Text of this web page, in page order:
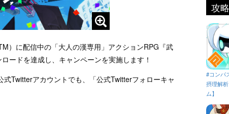
）に配信中の「大人の漢専用」アクションRPG『武
ードを達成し、キャンペーンを実施します！
Twitterアカウントでも、「公式Twitterフォローキャ
攻
#コンパ
摂理解
ム】